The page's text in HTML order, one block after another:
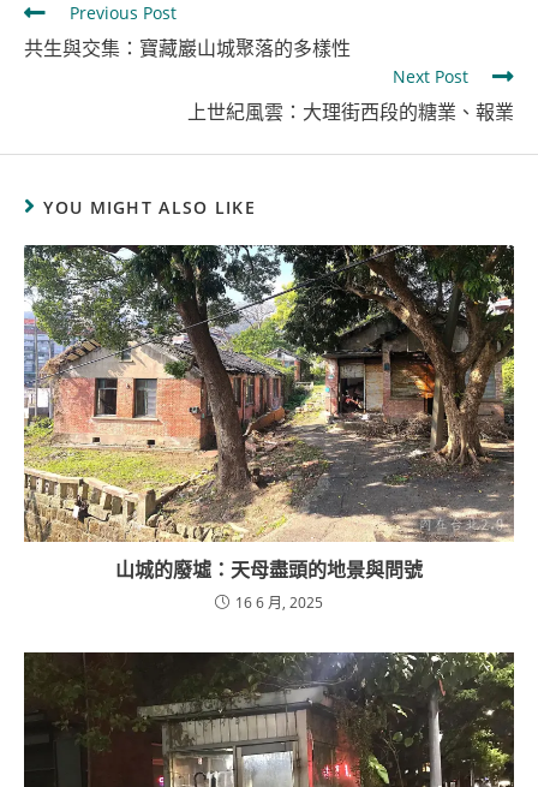
Previous Post
共生與交集：寶藏巖山城聚落的多樣性
Next Post
上世紀風雲：大理街西段的糖業、報業
YOU MIGHT ALSO LIKE
山城的廢墟：天母盡頭的地景與問號
16 6 月, 2025